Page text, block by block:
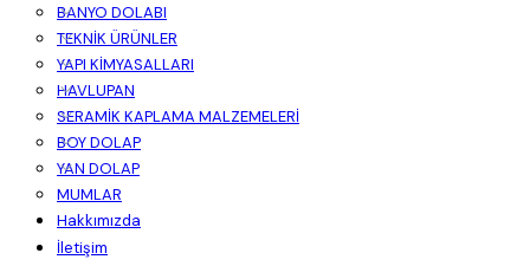
BANYO DOLABI
TEKNİK ÜRÜNLER
YAPI KİMYASALLARI
HAVLUPAN
SERAMİK KAPLAMA MALZEMELERİ
BOY DOLAP
YAN DOLAP
MUMLAR
Hakkımızda
İletişim